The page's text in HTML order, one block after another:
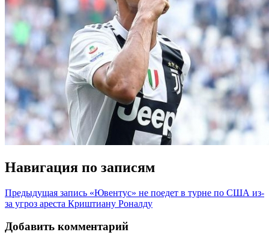
Навигация по записям
Предыдущая запись «Ювентус» не поедет в турне по США из-
за угроз ареста Криштиану Роналду
Добавить комментарий